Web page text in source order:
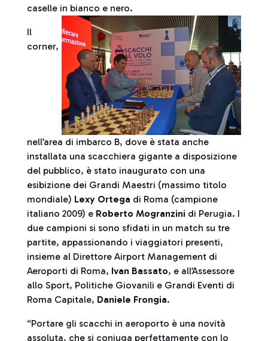
caselle in bianco e nero.
Il
corner,
nell’area di imbarco B, dove è stata anche
installata una scacchiera gigante a disposizione
del pubblico, è stato inaugurato con una
esibizione dei Grandi Maestri (massimo titolo
mondiale) Lexy Ortega di Roma (campione
italiano 2009) e Roberto Mogranzini di Perugia. I
due campioni si sono sfidati in un match su tre
partite, appassionando i viaggiatori presenti,
insieme al Direttore Airport Management di
Aeroporti di Roma, Ivan Bassato, e all’Assessore
allo Sport, Politiche Giovanili e Grandi Eventi di
Roma Capitale, Daniele Frongia.
“Portare gli scacchi in aeroporto è una novità
assoluta, che si coniuga perfettamente con lo